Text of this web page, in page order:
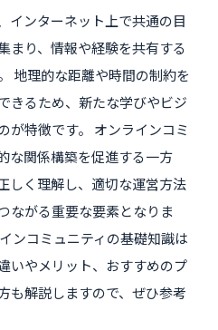
インターネット上で共通の目
まり、情報や経験を共有する
地理的な距離や時間の制約を
きるため、新たな学びやビジ
が特徴です。 オンラインコミ
な関係構築を促進する一方
しく理解し、適切な運営方法
ながる重要な要素となりま
ンコミュニティの基礎知識は
いやメリット、おすすめのプ
も解説しますので、ぜひ参考